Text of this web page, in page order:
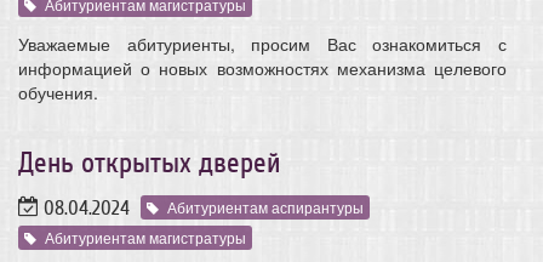
Уважаемые абитуриенты, просим Вас ознакомиться с
информацией о новых возможностях механизма целевого
обучения.
День открытых дверей
08.04.2024
Абитуриентам аспирантуры
Абитуриентам магистратуры